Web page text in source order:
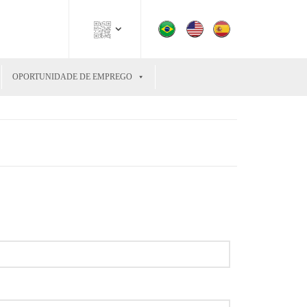
OPORTUNIDADE DE EMPREGO